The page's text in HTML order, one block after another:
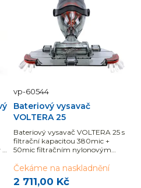
vp-60544
Bateriový vysavač
VOLTERA 25
Bateriový vysavač VOLTERA 25 s
filtrační kapacitou 380mic +
50mic filtračním nylonovým
2 711,00 Kč
Čekáme na naskladnění